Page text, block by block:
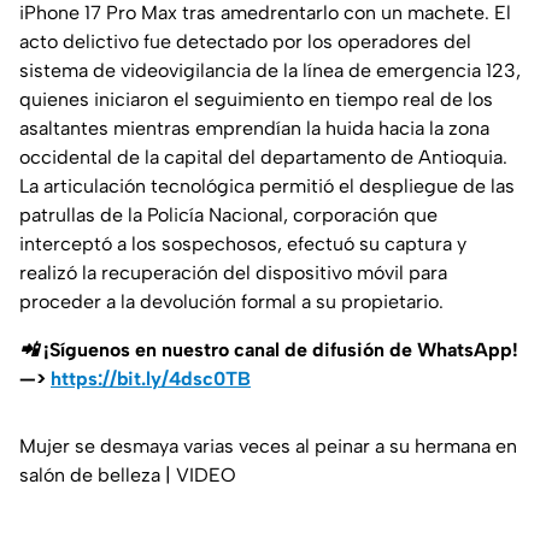
iPhone 17 Pro Max tras amedrentarlo con un machete. El
acto delictivo fue detectado por los operadores del
sistema de videovigilancia de la línea de emergencia 123,
quienes iniciaron el seguimiento en tiempo real de los
asaltantes mientras emprendían la huida hacia la zona
occidental de la capital del departamento de Antioquia.
La articulación tecnológica permitió el despliegue de las
patrullas de la Policía Nacional, corporación que
interceptó a los sospechosos, efectuó su captura y
realizó la recuperación del dispositivo móvil para
proceder a la devolución formal a su propietario.
📲 ¡Síguenos en nuestro canal de difusión de WhatsApp!
—> https://bit.ly/4dsc0TB
Mujer se desmaya varias veces al peinar a su hermana en
salón de belleza | VIDEO